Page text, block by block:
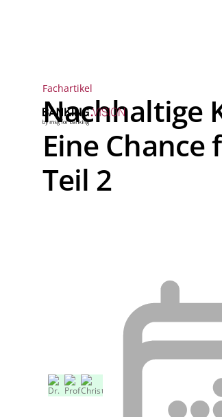
Fachartikel
Nachhaltige
Eine
Teil 2